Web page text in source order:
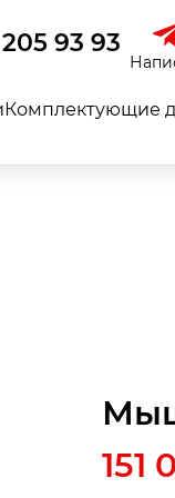
93 93
Комплектующие
151